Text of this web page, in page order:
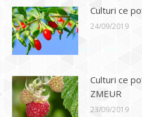
Culturi ce
24/09/2019
Culturi ce
ZMEUR
23/09/2019